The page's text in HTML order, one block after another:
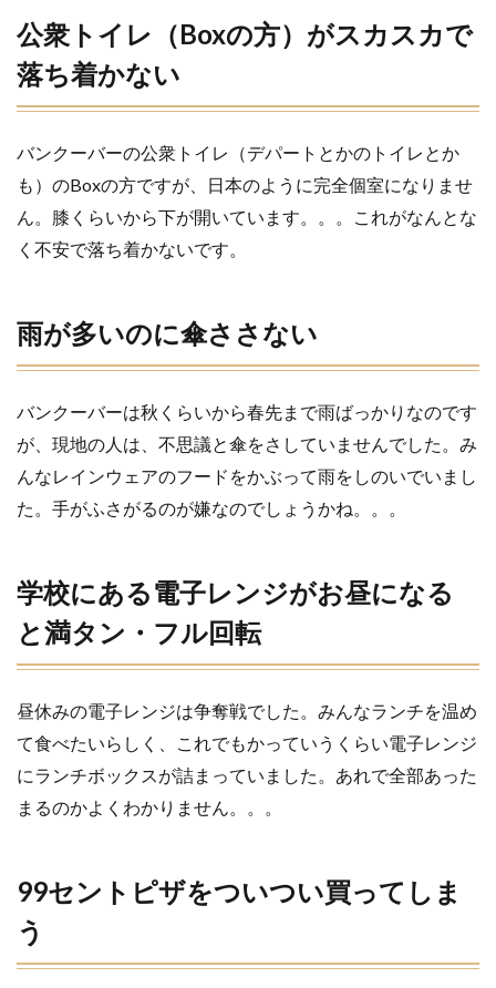
い
の
に
傘
さ
な
6
にあ
ンジ
がお
昼に
と満
タ
ン・
フル
回転
ン
ト
ピ
を
い
つ
い
買
っ
て
う
ーティー
公衆トイレ（Boxの方）がスカスカで
落ち着かない
バンクーバーの公衆トイレ（デパートとかのトイレとか
も）のBoxの方ですが、日本のように完全個室になりませ
ん。膝くらいから下が開いています。。。これがなんとな
く不安で落ち着かないです。
雨が多いのに傘ささない
バンクーバーは秋くらいから春先まで雨ばっかりなのです
が、現地の人は、不思議と傘をさしていませんでした
。み
んなレインウェアのフードをかぶって雨をしのいでいまし
た。手がふさがるのが嫌なのでしょうかね。。。
学校にある電子レンジがお昼になる
と満タン・フル回転
昼休みの電子レンジは争奪戦でした。みんなランチを温め
て食べたいらしく、これでもかっていうくらい電子レンジ
にランチボックスが詰まっていました。あれで全部あった
まるのかよくわかりません。。。
99セントピザをついつい買ってしま
う